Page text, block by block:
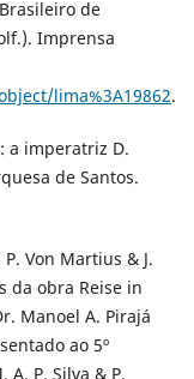
de
Imprensa
lima%3A19862.
a imperatriz D.
de Santos.
Von Martius & J.
da obra Reise in
Manoel A. Pirajá
ao 5º
P. Silva & P.